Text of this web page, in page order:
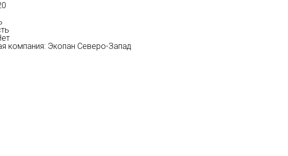
компания: Экопан Северо-Запад